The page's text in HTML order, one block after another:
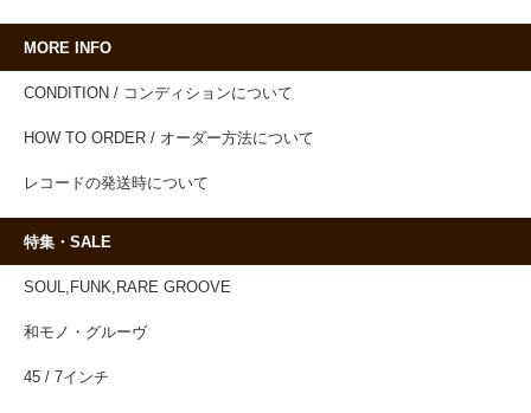
MORE INFO
CONDITION / コンディションについて
HOW TO ORDER / オーダー方法について
レコードの発送時について
特集・SALE
SOUL,FUNK,RARE GROOVE
和モノ・グルーヴ
45 / 7インチ